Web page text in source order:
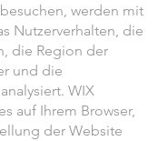
werden mit
Nutzerverhalten, die
die Region der
und die
WIX
auf Ihrem Browser,
der Website